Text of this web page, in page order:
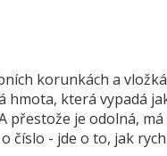
korunkách a
hmota, která vypadá
přestože je odolná,
číslo - jde o to, jak